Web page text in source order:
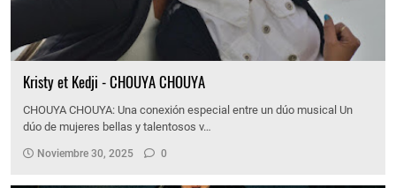
Kristy et Kedji - CHOUYA CHOUYA
CHOUYA CHOUYA: Una conexión especial entre un dúo musical Un
dúo de mujeres bellas y talentosos v…
Noviembre 30, 2025 0